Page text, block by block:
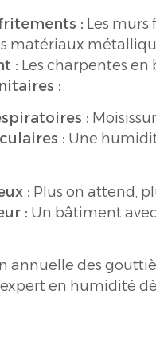
: Les
matériaux
: Les charpentes
:
:
: Une
: Plus on attend,
: Un bâtiment
annuelle des
en humidité